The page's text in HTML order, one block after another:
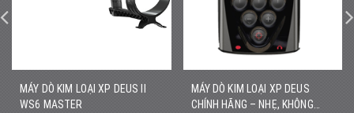
MÁY DÒ KIM LOẠI XP DEUS II
WS6 MASTER
MÁY DÒ KIM LOẠI XP DEUS
CHÍNH HÃNG – NHẸ, KHÔNG